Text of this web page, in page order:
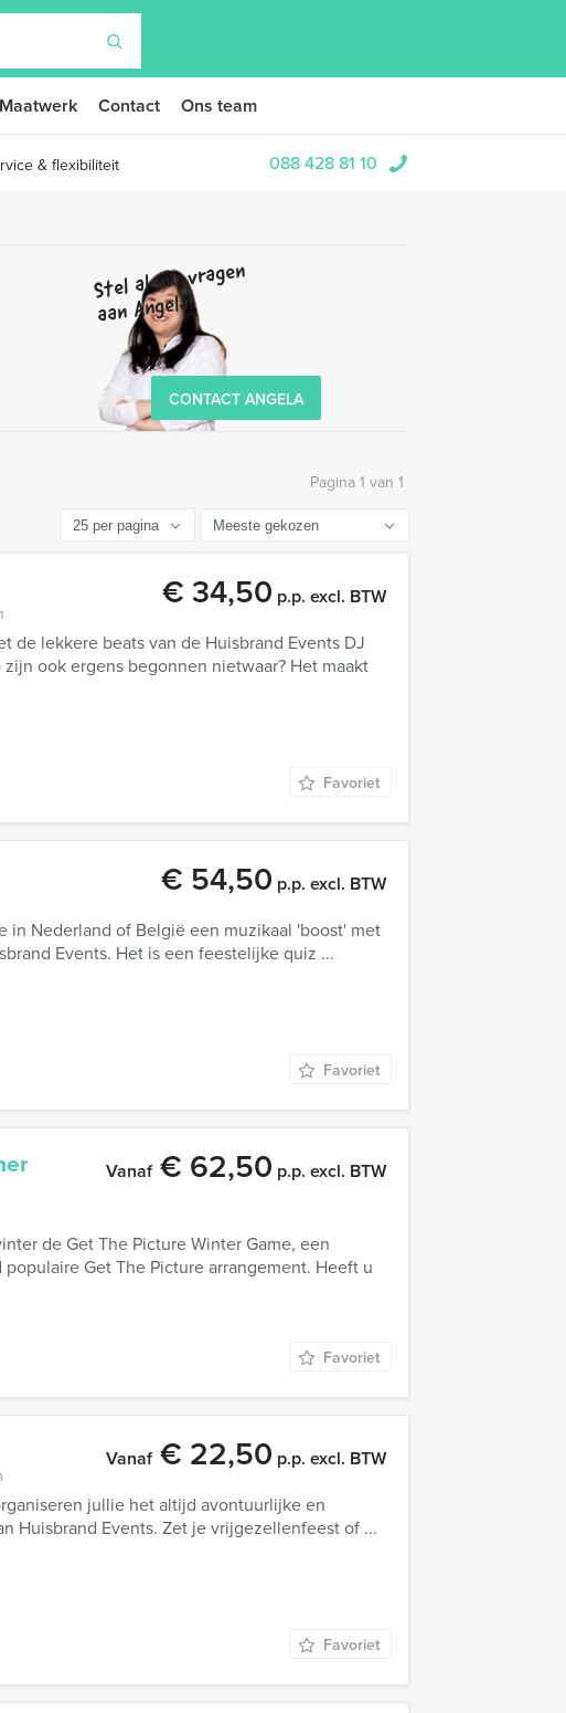
Maatwerk Contact Ons team
& flexibiliteit 088 428 81 10
Stel al uw vragen
aan Angela!
CONTACT ANGELA
Pagina 1 van 1
€ 34,50 p.p. excl. BTW
de lekkere beats van de Huisbrand Events DJ
ook ergens begonnen nietwaar? Het maakt
Favoriet
€ 54,50 p.p. excl. BTW
Nederland of België een muzikaal 'boost' met
Events. Het is een feestelijke quiz ...
Favoriet
Vanaf€ 62,50 p.p. excl. BTW
de Get The Picture Winter Game, een
Get The Picture arrangement. Heeft u
Favoriet
Vanaf€ 22,50 p.p. excl. BTW
jullie het altijd avontuurlijke en
Huisbrand Events. Zet je vrijgezellenfeest of ...
Favoriet